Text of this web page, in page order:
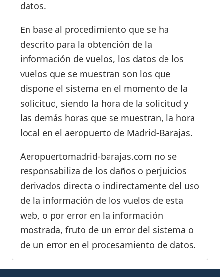
datos.
En base al procedimiento que se ha
descrito para la obtención de la
información de vuelos, los datos de los
vuelos que se muestran son los que
dispone el sistema en el momento de la
solicitud, siendo la hora de la solicitud y
las demás horas que se muestran, la hora
local en el aeropuerto de Madrid-Barajas.
Aeropuertomadrid-barajas.com no se
responsabiliza de los daños o perjuicios
derivados directa o indirectamente del uso
de la información de los vuelos de esta
web, o por error en la información
mostrada, fruto de un error del sistema o
de un error en el procesamiento de datos.